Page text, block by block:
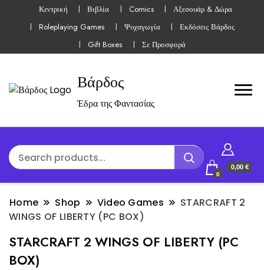
Κεντρική Βιβλία Comics
Αξεσουάρ & Δώρα
Roleplaying Games
Ψυχαγωγία
Εκδόσεις Βάρδος
Gift Boxes
Σε Προσφορά
Βάρδος
Έδρα της Φαντασίας
0
0,00 €
Home Shop Video Games
STARCRAFT 2
WINGS OF LIBERTY (PC BOX)
STARCRAFT 2 WINGS OF LIBERTY (PC
BOX)